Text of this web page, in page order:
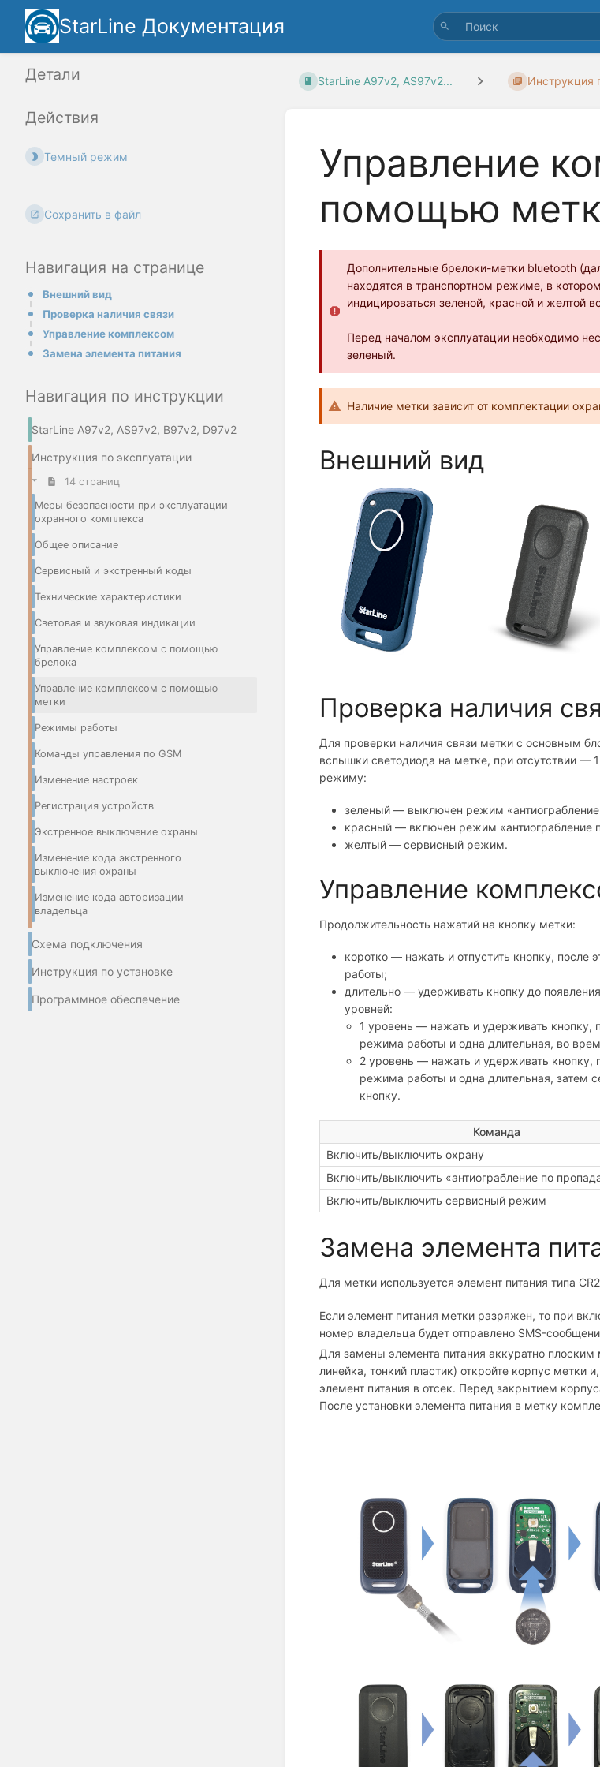
StarLine Документация
Детали
Действия
Темный режим
Сохранить в файл
Навигация на странице
Внешний вид
Проверка наличия связи
Управление комплексом
Замена элемента питания
Навигация по инструкции
StarLine A97v2, AS97v2, B97v2, D97v2
Инструкция по эксплуатации
14 страниц
Меры безопасности при эксплуатации
охранного комплекса
Общее описание
Сервисный и экстренный коды
Технические характеристики
Световая и звуковая индикации
Управление комплексом с помощью
брелока
Управление комплексом с помощью
метки
Режимы работы
Команды управления по GSM
Изменение настроек
Регистрация устройств
Экстренное выключение охраны
Изменение кода экстренного
выключения охраны
Изменение кода авторизации
владельца
Схема подключения
Инструкция по установке
Программное обеспечение
StarLine A97v2, AS97v2... Инструкция
Управление
помощью
Дополнительные брелоки-метки bluetooth
находятся в транспортном режиме, в
индицироваться зеленой, красной и желтой
Перед началом эксплуатации необходимо
зеленый.
Наличие метки зависит от комплектации
Внешний вид
Проверка наличия
Для проверки наличия связи метки с основным
вспышки светодиода на метке, при отсутствии —
режиму:
зеленый — выключен режим
красный — включен режим «антиограбление
желтый — сервисный режим.
Управление
Продолжительность нажатий на кнопку метки:
коротко — нажать и отпустить кнопку,
работы;
длительно — удерживать кнопку до
уровней:
1 уровень — нажать и удерживать кнопку,
режима работы и одна длительная, во
2 уровень — нажать и удерживать кнопку,
режима работы и одна длительная, затем
кнопку.
Команда
Включить/выключить охрану
Включить/выключить «антиограбление по
Включить/выключить сервисный режим
Замена элемента
Для метки используется элемент питания типа
Если элемент питания метки разряжен, то при
номер владельца будет отправлено SMS-
Для замены элемента питания аккуратно
линейка, тонкий пластик) откройте корпус метки
элемент питания в отсек. Перед закрытием
После установки элемента питания в метку